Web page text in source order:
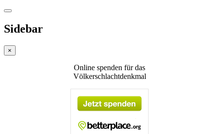
Sidebar
×
Online spenden für das
Völkerschlachtdenkmal